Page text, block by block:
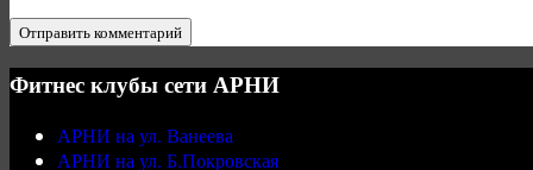
Фитнес клубы сети АРНИ
АРНИ на ул. Ванеева
АРНИ на ул. Б.Покровская